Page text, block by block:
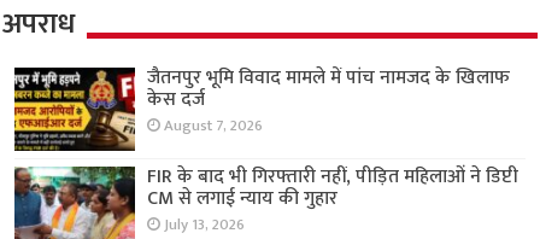
अपराध
जैतनपुर भूमि विवाद मामले में पांच नामजद के खिलाफ
केस दर्ज
August 7, 2026
FIR के बाद भी गिरफ्तारी नहीं, पीड़ित महिलाओं ने डिप्टी
CM से लगाई न्याय की गुहार
July 13, 2026